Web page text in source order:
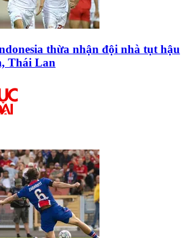
thừa nhận đội nhà tụt hậu
Thái Lan